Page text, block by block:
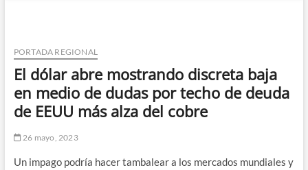
PORTADA REGIONAL
El dólar abre mostrando discreta baja
en medio de dudas por techo de deuda
de EEUU más alza del cobre
26 mayo, 2023
Un impago podría hacer tambalear a los mercados mundiales y